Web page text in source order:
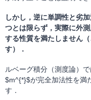
しかし，逆に単調性と劣
つとは限らず，実際に外
する性質を満たしません
す）．
ルベーグ積分（測度論）
$m^{*}$が完全加法性を満
す．